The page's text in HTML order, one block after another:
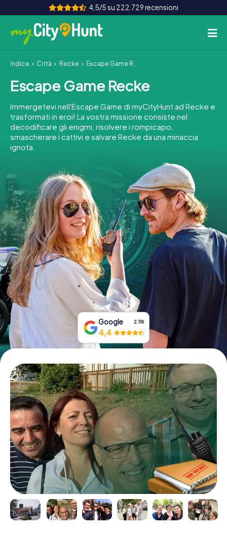
4,5/5 su 222.729 recensioni
Come funziona
Città
Tour
Team Building
INT AT CH
DE
ES
FR UK
IE
IT
NL
Prenota Biglietti
Acquista i Voucher
Indice Città Recke Escape Game Recke
Escape Game Recke
Immergetevi nell'Escape Game di myCityHunt ad Recke e
trasformati in eroi! La vostra missione consiste nel
decodificare gli enigmi, risolvere i rompicapo,
smascherare i cattivi e salvare Recke da una minaccia
ignota.
Google 2.118
4,4